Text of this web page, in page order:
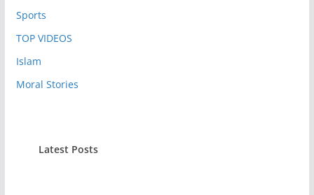
Sports
TOP VIDEOS
Islam
Moral Stories
Latest Posts